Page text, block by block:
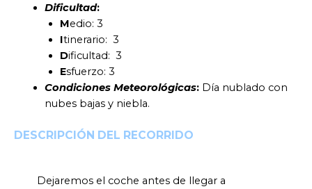
Dificultad:
Medio: 3
Itinerario: 3
Dificultad: 3
Esfuerzo: 3
Condiciones Meteorológicas: Día nublado con
nubes bajas y niebla.
DESCRIPCIÓN DEL RECORRIDO
Dejaremos el coche antes de llegar a